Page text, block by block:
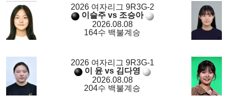
2026 여자리그 9R3G-2
이슬주 vs 조승아
2026.08.08
164수 백불계승
2026 여자리그 9R3G-1
이 윤 vs 김다영
2026.08.08
204수 백불계승